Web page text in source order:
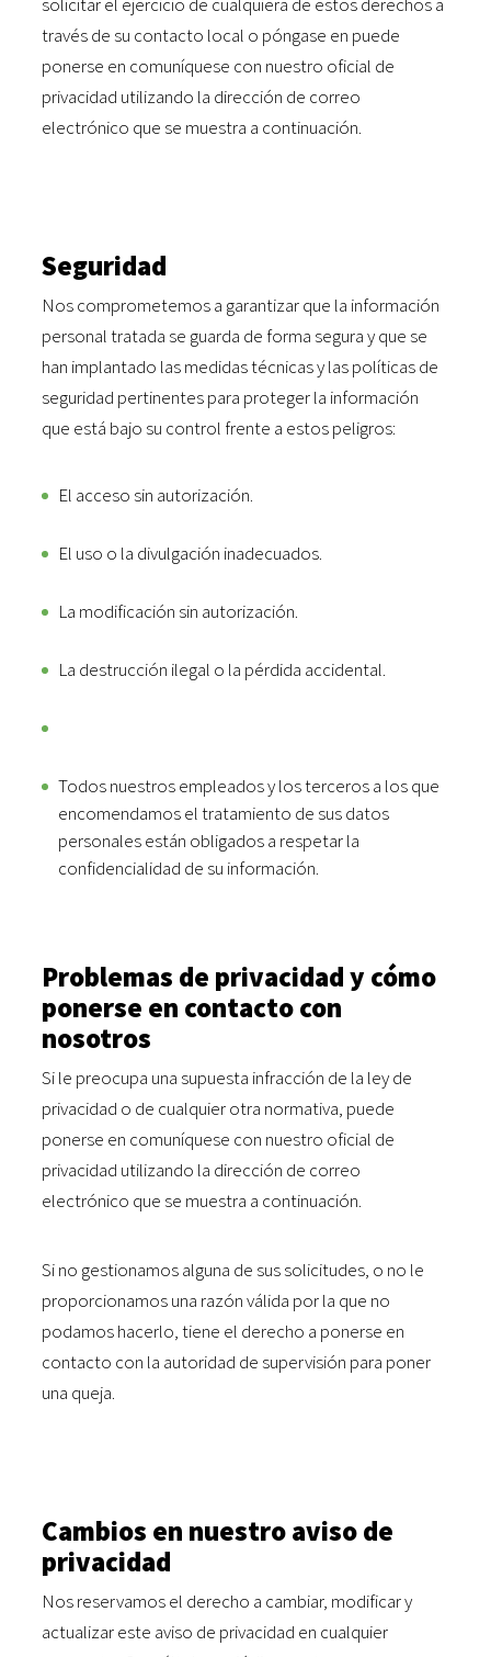
través de su contacto local o póngase en puede
ponerse en comuníquese con nuestro oficial de
privacidad utilizando la dirección de correo
electrónico que se muestra a continuación.
Seguridad
Nos comprometemos a garantizar que la información
personal tratada se guarda de forma segura y que se
han implantado las medidas técnicas y las políticas de
seguridad pertinentes para proteger la información
que está bajo su control frente a estos peligros:
El acceso sin autorización.
El uso o la divulgación inadecuados.
La modificación sin autorización.
La destrucción ilegal o la pérdida accidental.
Todos nuestros empleados y los terceros a los que
encomendamos el tratamiento de sus datos
personales están obligados a respetar la
confidencialidad de su información.
Problemas de privacidad y cómo
ponerse en contacto con
nosotros
Si le preocupa una supuesta infracción de la ley de
privacidad o de cualquier otra normativa, puede
ponerse en comuníquese con nuestro oficial de
privacidad utilizando la dirección de correo
electrónico que se muestra a continuación.
Si no gestionamos alguna de sus solicitudes, o no le
proporcionamos una razón válida por la que no
podamos hacerlo, tiene el derecho a ponerse en
contacto con la autoridad de supervisión para poner
una queja.
Cambios en nuestro aviso de
privacidad
Nos reservamos el derecho a cambiar, modificar y
actualizar este aviso de privacidad en cualquier